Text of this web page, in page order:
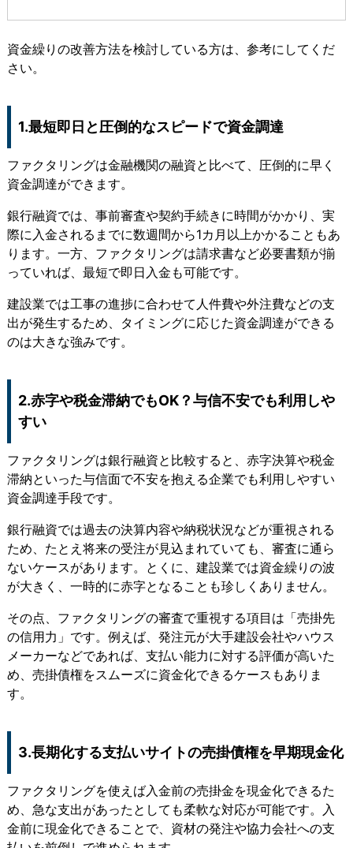
資金繰りの改善方法を検討している方は、参考にしてくだ
さい。
1.最短即日と圧倒的なスピードで資金調達
ファクタリングは金融機関の融資と比べて、 圧倒的に早く
資金調達ができます。
銀行融資では、事前審査や契約手続きに時間がかかり、実
際に入金されるまでに数週間から1カ月以上かかることもあ
ります。一方、ファクタリングは請求書など必要書類が揃
っていれば、最短で即日入金も可能です。
建設業では工事の進捗に合わせて人件費や外注費などの支
出が発生するため、タイミングに応じた資金調達ができる
のは大きな強みです。
2.赤字や税金滞納でもOK？与信不安でも利用しや
すい
ファクタリングは銀行融資と比較すると、 赤字決算や税金
滞納といった与信面で不安を抱える企業でも利用しやすい
資金調達手段です。
銀行融資では過去の決算内容や納税状況などが重視される
ため、たとえ将来の受注が見込まれていても、審査に通ら
ないケースがあります。とくに、建設業では資金繰りの波
が大きく、一時的に赤字となることも珍しくありません。
その点、 ファクタリングの審査で重視する項目は「売掛先
の信用力 」です。例えば、発注元が大手建設会社やハウス
メーカーなどであれば、支払い能力に対する評価が高いた
め、売掛債権をスムーズに資金化できるケースもありま
す。
3.長期化する支払いサイトの売掛債権を早期現金化
ファクタリングを使えば入金前の売掛金を現金化できるた
め、急な支出があったとしても柔軟な対応が可能です。入
金前に現金化できることで、資材の発注や協力会社への支